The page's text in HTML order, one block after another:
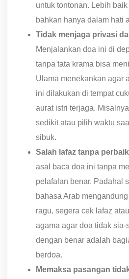
untuk tontonan. Lebih
bahkan hanya dalam hati
Tidak menjaga privasi
Menjalankan doa ini di
tanpa tata krama bisa
Ulama menekankan agar
ini dilakukan di tempat
aurat istri terjaga.
sedikit atau pilih waktu
sibuk.
Salah lafaz tanpa
asal baca doa ini tanpa
pelafalan benar. Padahal
bahasa Arab
ragu, segera cek lafaz
agama agar doa tidak sia-
dengan benar adalah
berdoa.
Memaksa pasangan